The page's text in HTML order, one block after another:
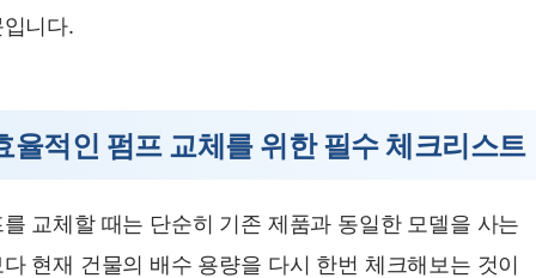
니다.
율적인 펌프 교체를 위한 필수 체크리스트
교체할 때는 단순히 기존 제품과 동일한 모델을 사는
현재 건물의 배수 용량을 다시 한번 체크해보는 것이